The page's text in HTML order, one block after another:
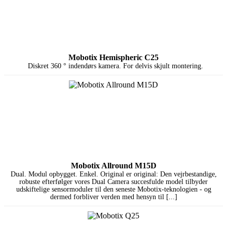
Mobotix Hemispheric C25
Diskret 360 ° indendørs kamera. For delvis skjult montering.
Mobotix Allround M15D
Dual. Modul opbygget. Enkel. Original er original: Den vejrbestandige,
robuste efterfølger vores Dual Camera succesfulde model tilbyder
udskiftelige sensormoduler til den seneste Mobotix-teknologien - og
dermed forbliver verden med hensyn til [...]